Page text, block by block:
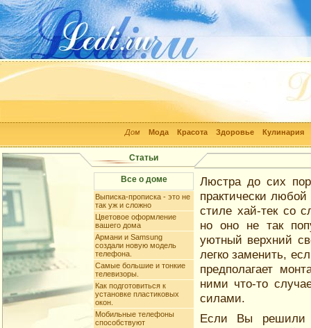
Дом Мода Красота Здоровье Кулинария
Статьи
Все о доме
Выписка-прописка - это не
так уж и сложно
Цветовое оформление
вашего дома
Армани и Samsung
создали новую модель
телефона.
Самые большие и тонкие
телевизоры.
Как подготовиться к
установке пластиковых
окон.
Мобильные телефоны
способствуют
Люстра до сих
практически
стиле хай-тек со
но оно не так
уютный верхний
легко заменить,
предполагает
ними что-то
силами.
Если Вы решили